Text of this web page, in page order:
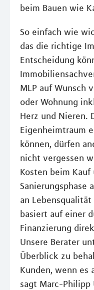
beim Bauen wie
So einfach wie
das die richtige
Entscheidung
MLP auf Wunsch
oder Wohnung
Herz und Nieren.
Eigenheimtraum
können, dürfen
nicht vergessen
Kosten beim
Sanierungsphase
an
basiert auf einer
Finanzierung
Unsere Berater
Überblick zu
Kunden, wenn es
sagt Marc-Philipp